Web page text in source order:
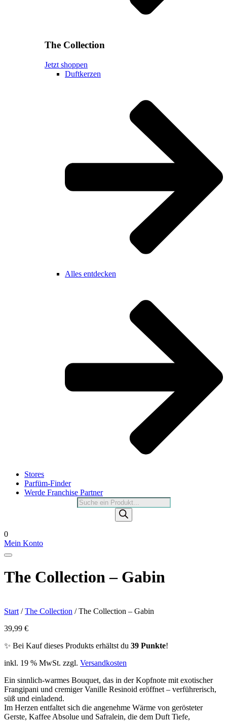
The Collection
Jetzt shoppen
Duftkerzen
Alles entdecken
Stores
Parfüm-Finder
Werde Franchise Partner
Products
search
0
Mein Konto
The Collection – Gabin
Start /The Collection / The Collection – Gabin
39,99 €
✨ Bei Kauf dieses Produkts erhältst du 39 Punkte!
inkl. 19 % MwSt. zzgl. Versandkosten
Ein sinnlich-warmes Bouquet, das in der Kopfnote mit exotischer
Frangipani und cremiger Vanille Resinoid eröffnet – verführerisch,
süß und einladend.
Im Herzen entfaltet sich die angenehme Wärme von gerösteter
Gerste, Kaffee Absolue und Safralein, die dem Duft Tiefe,